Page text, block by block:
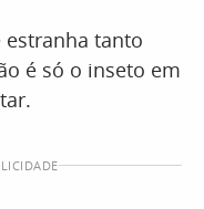
estranha tanto
é só o inseto em